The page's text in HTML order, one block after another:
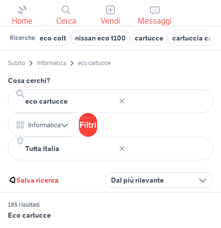
Home Cerca Vendi Messaggi
Ricerche eco colt nissan eco t100 cartucce cartuccia
Subito Informatica eco cartucce
Cosa cerchi?
Informatica Filtri
Salva ricerca Dal più rilevante
195 risultati
Eco cartucce